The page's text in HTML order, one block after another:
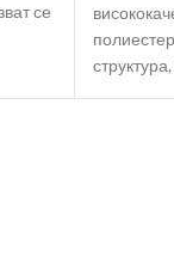
се